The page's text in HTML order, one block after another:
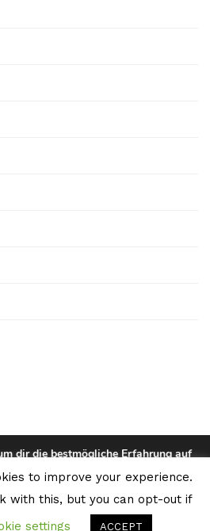
RUCKSÄCKE USW.
| Die Strickfilzerei
to improve your experience.
with this, but you can opt-out if
settings ACCEPT
dir die bestmögliche Erfahrung auf
welche Cookies wir
Einstellungendeaktivieren.